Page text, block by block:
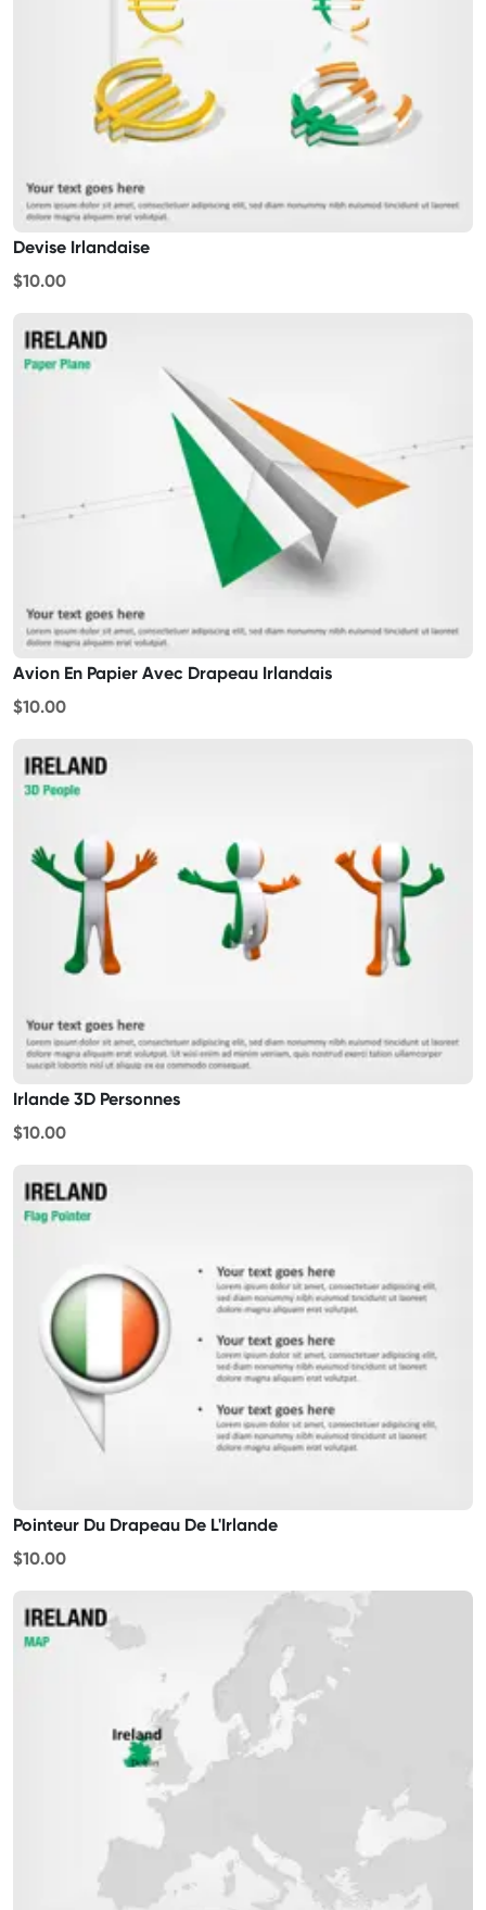
Devise Irlandaise
$10.00
Avion En Papier Avec Drapeau Irlandais
$10.00
Irlande 3D Personnes
$10.00
Pointeur Du Drapeau De L'Irlande
$10.00